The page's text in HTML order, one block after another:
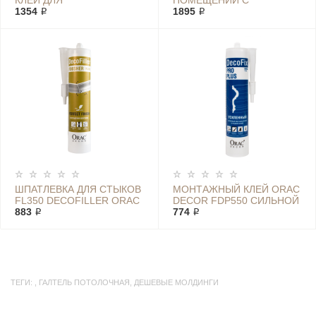
ДЕКОРА/DECOFIX ORAC
1354 ₽
ПОВЫШЕННОЙ
1895 ₽
ШПАТЛЕВКА ДЛЯ СТЫКОВ
FL350 DECOFILLER ORAC
883 ₽
МОНТАЖНЫЙ КЛЕЙ ORAC
DECOR FDP550 СИЛЬНОЙ
ФИКСАЦИИ DECOFIX PRO
774 ₽
ТЕГИ: ГАЛТЕЛЬ ПОТОЛОЧНАЯ ДЕШЕВЫЕ МОЛДИНГИ